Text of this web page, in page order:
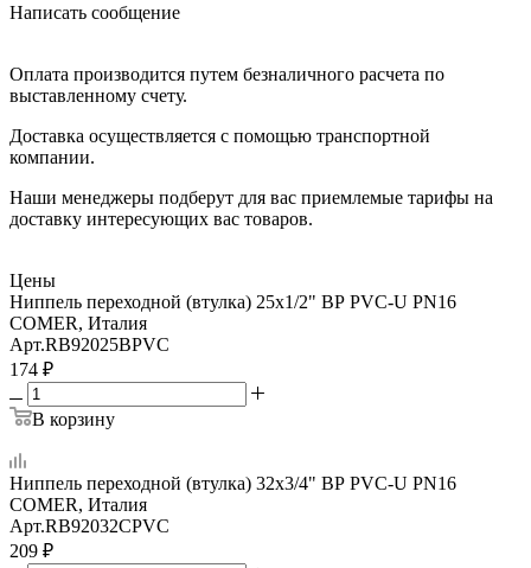
Написать сообщение
Оплата производится путем безналичного расчета по
выставленному счету.
Доставка осуществляется с помощью транспортной
компании.
Наши менеджеры подберут для вас приемлемые тарифы на
доставку интересующих вас товаров.
Цены
Ниппель переходной (втулка) 25x1/2" ВР PVC-U PN16
COMER, Италия
Арт.RB92025BPVC
174 ₽
В корзину
Ниппель переходной (втулка) 32x3/4" ВР PVC-U PN16
COMER, Италия
Арт.RB92032CPVC
209 ₽